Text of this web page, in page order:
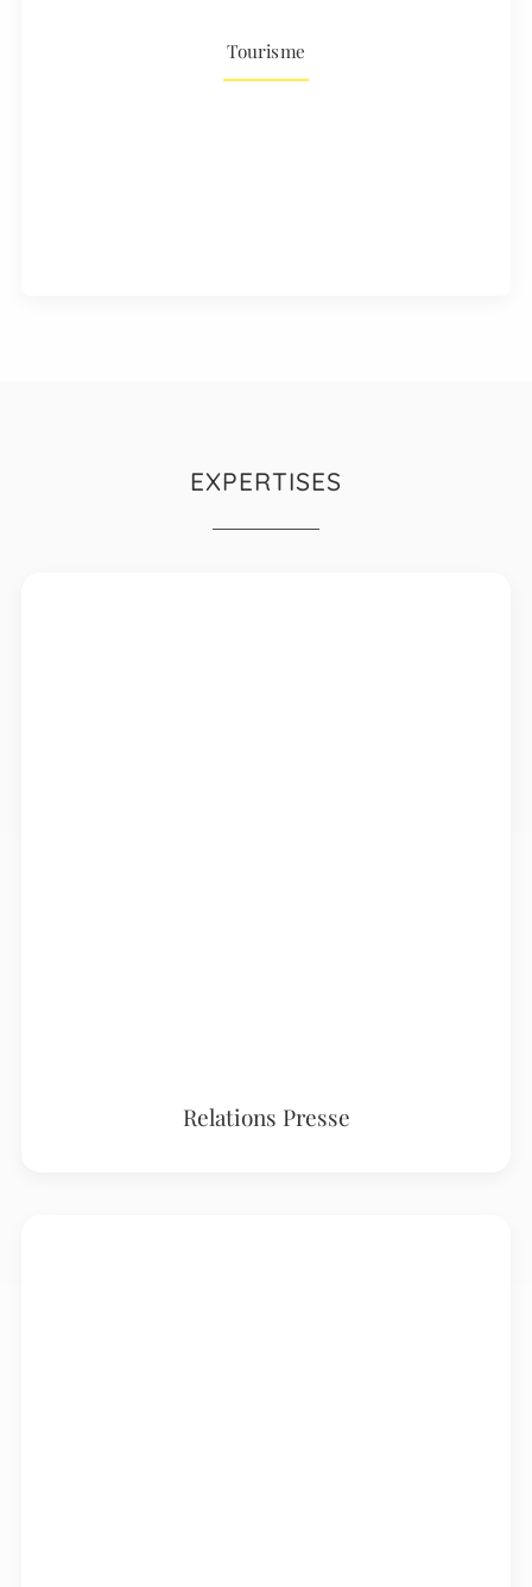
Tourisme
EXPERTISES
Relations Presse